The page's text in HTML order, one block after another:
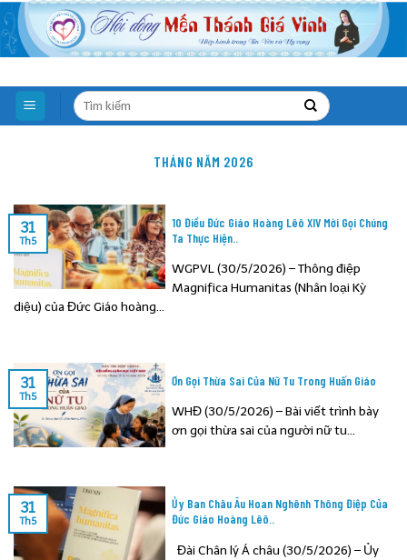
Skip
to
content
THÁNG NĂM 2026
10 Điều Đức Giáo Hoàng Lêô XIV Mời Gọi Chúng
Ta Thực Hiện..
WGPVL (30/5/2026) – Thông điệp
Magnifica Humanitas (Nhân loại Kỳ
diệu) của Đức Giáo hoàng...
31
Th5
Ơn Gọi Thừa Sai Của Nữ Tu Trong Huấn Giáo
WHĐ (30/5/2026) – Bài viết trình bày
ơn gọi thừa sai của người nữ tu...
31
Th5
Ủy Ban Châu Âu Hoan Nghênh Thông Điệp Của
Đức Giáo Hoàng Lêô..
Đài Chân lý Á châu (30/5/2026) – Ủy
31
Th5